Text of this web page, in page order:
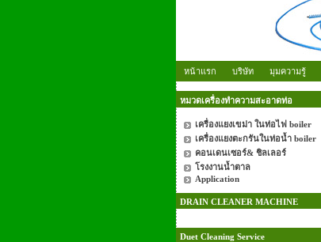
หน้าแรก บริษัท มุมความรู้
หมวดเครื่องทำความสะอาดท่อ
เครื่องแยงเขม่า ในท่อไฟ boiler
เครื่องแยงตะกรันในท่อน้ำ boiler
คอนเดนเซอร์& ชิลเลอร์
โรงงานน้ำตาล
Application
DRAIN CLEANER MACHINE
Duet Cleaning Service